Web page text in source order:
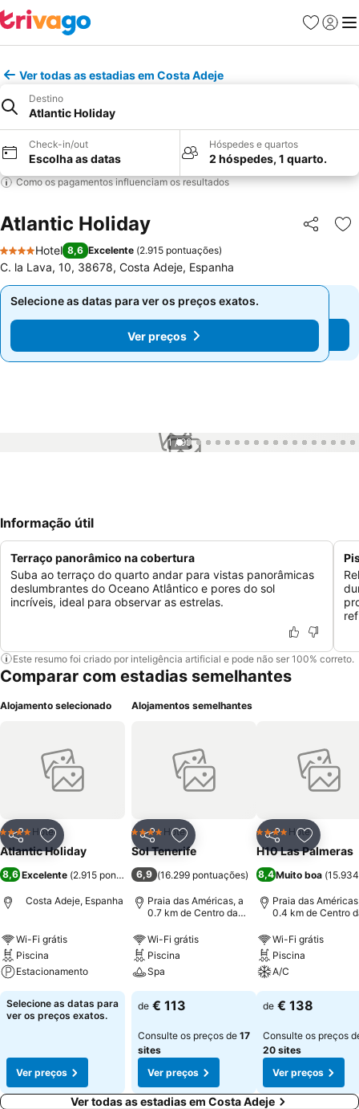
Favoritos
Iniciar
Ver todas as estadias em Costa Adeje
Destino
Atlantic Holiday
Check-in/out
Escolha as datas
Hóspedes e quartos
2 hóspedes, 1 quarto.
Como os pagamentos influenciam os resultados
Atlantic Holiday Partilhar
4 Estrelas
Hotel 8,6 Excelente (2.915 pontuações)
C. la Lava, 10, 38678, Costa Adeje, Espanha
Selecione as datas para ver os preços exatos.
Ver preços
Selecione as datas para ver os preços exatos.
Ver preços
1 / 99
Informação útil
Terraço panorâmico na cobertura
Suba ao terraço do quarto andar para vistas panorâmicas
deslumbrantes do Oceano Atlântico e pores do sol
incríveis, ideal para observar as estrelas.
Este resumo foi criado por inteligência artificial e pode não ser 100% correto.
Comparar com estadias semelhantes
Alojamento selecionado
PartilharAdicionar aos favoritos
4 EstrelasHotel
Atlantic Holiday
8,6 Excelente (2.915 pontuações)
Costa Adeje, Espanha
Wi-Fi grátis
Piscina
Estacionamento
Selecione as datas para
ver os preços exatos.
Ver preços
Alojamentos semelhantes
PartilharAdicionar aos favoritos
4 EstrelasHotel
Sol Tenerife
6,9 (16.299 pontuações)
Praia das Américas, a
0.7 km de Centro da
Wi-Fi grátis
Piscina
Spa
de € 113
Consulte os preços de 17
sites
Ver preços
Partilhar
4 EstrelasHotel
H10 Las Palmeras
8,4Muito boa (
Praia das
0.4 km de Centro
Wi-Fi grátis
Piscina
A/C
de € 138
Consulte os preços
20 sites
Ver preços
Ver todas as estadias em Costa Adeje